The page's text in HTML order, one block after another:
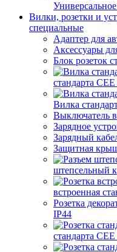
Вилки, розетки и
специальные
Адаптер для
Аксессуары
Блок розеток
стандарта
Вилка
Выключатель
Зарядное
Зарядный
Защитная
штепсельный
встроенная
Розетка
IP44
стандарта СЕЕ